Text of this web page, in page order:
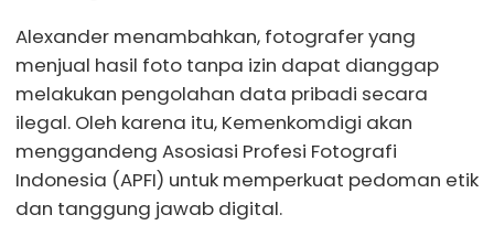
Alexander menambahkan, fotografer yang
menjual hasil foto tanpa izin dapat dianggap
melakukan pengolahan data pribadi secara
ilegal. Oleh karena itu, Kemenkomdigi akan
menggandeng Asosiasi Profesi Fotografi
Indonesia (APFI) untuk memperkuat pedoman etik
dan tanggung jawab digital.